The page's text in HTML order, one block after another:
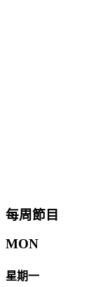
每周節目
MON
星期一